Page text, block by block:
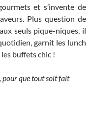
et s’invente de
Plus question de
seuls pique-niques, il
garnit les lunch
buffets chic !
pour que tout soit fait